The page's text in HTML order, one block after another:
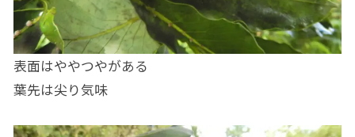
表面はややつやがある
葉先は尖り気味